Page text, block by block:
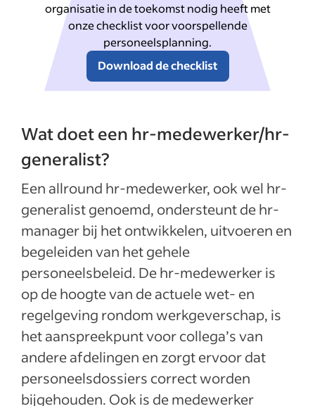
organisatie in de toekomst nodig heeft met
onze checklist voor voorspellende
personeelsplanning.
Download de checklist
Wat doet een hr-medewerker/hr-
generalist?
Een allround hr-medewerker, ook wel hr-
generalist genoemd, ondersteunt de hr-
manager bij het ontwikkelen, uitvoeren en
begeleiden van het gehele
personeelsbeleid. De hr-medewerker is
op de hoogte van de actuele wet- en
regelgeving rondom werkgeverschap, is
het aanspreekpunt voor collega’s van
andere afdelingen en zorgt ervoor dat
personeelsdossiers correct worden
bijgehouden. Ook is de medewerker